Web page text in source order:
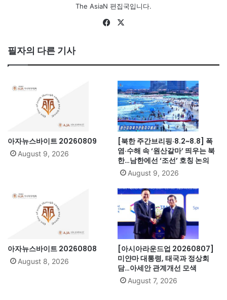
The AsiaN 편집국입니다.
Fa
필자의 다른 기사
아자뉴스바이트 20260809
August 9, 2026
[북한 주간브리핑·8.2~8.8] 폭
염·수해 속 ‘원산갈마’ 띄우는 북
한…남한에선 ‘조선’ 호칭 논의
August 9, 2026
아자뉴스바이트 20260808
August 8, 2026
[아시아라운드업 20260807]
미얀마 대통령, 태국과 정상회
담…아세안 관계개선 모색
August 7, 2026